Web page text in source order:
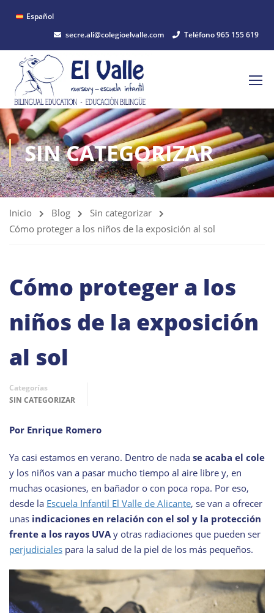
Español
secre.ali@colegioelvalle.com
Teléfono 965 155 619
SIN CATEGORIZAR
Inicio Blog
Sin categorizar
Cómo proteger a los niños de la exposición al sol
Cómo proteger a los
niños de la exposición
al sol
Categorías
SIN CATEGORIZAR
Por Enrique Romero
Ya casi estamos en verano. Dentro de nada se acaba el cole
y los niños van a pasar mucho tiempo al aire libre y, en
muchas ocasiones, en bañador o con poca ropa. Por eso,
desde la Escuela Infantil El Valle de Alicante, se van a ofrecer
unas indicaciones en relación con el sol y la protección
frente a los rayos UVAy otras radiaciones que pueden ser
perjudiciales para la salud de la piel de los más pequeños.